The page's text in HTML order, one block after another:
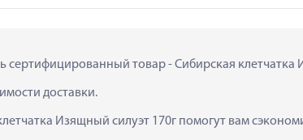
сертифицированный товар - Сибирская клетчатка
доставки.
Изящный силуэт 170г помогут вам